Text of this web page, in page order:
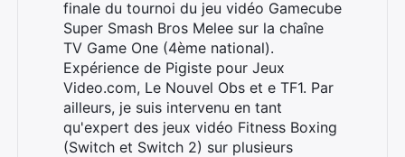
finale du tournoi du jeu vidéo Gamecube
Super Smash Bros Melee sur la chaîne
TV Game One (4ème national).
Expérience de Pigiste pour Jeux
Video.com, Le Nouvel Obs et e TF1. Par
ailleurs, je suis intervenu en tant
qu'expert des jeux vidéo Fitness Boxing
(Switch et Switch 2) sur plusieurs